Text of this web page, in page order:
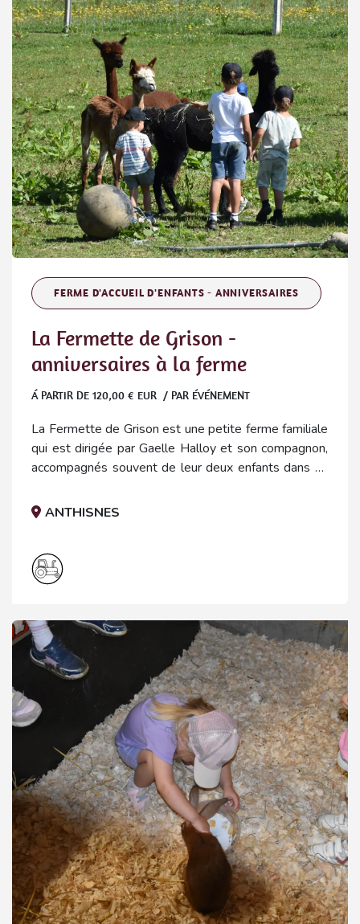
FERME D'ACCUEIL D'ENFANTS - ANNIVERSAIRES
La Fermette de Grison -
anniversaires à la ferme
Á PARTIR DE 120,00 € EUR / PAR ÉVÉNEMENT
La Fermette de Grison est une petite ferme familiale
qui est dirigée par Gaelle Halloy et son compagnon,
accompagnés souvent de leur deux enfants dans un
de parcs et d'animaux différents à voir et toucher.
ANTHISNES